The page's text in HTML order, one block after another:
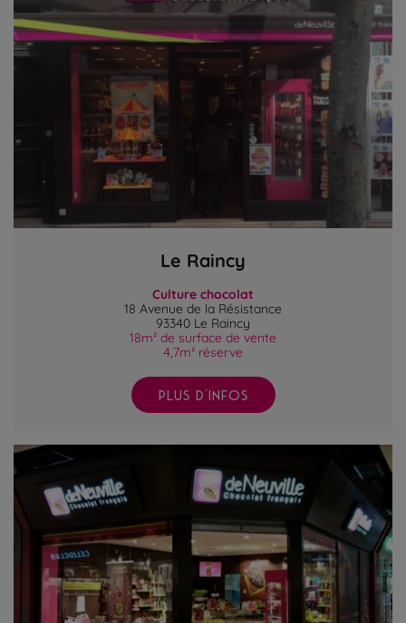
Le Raincy
Culture chocolat
18 Avenue de la Résistance
93340 Le Raincy
18m² de surface de vente
4,7m² réserve
PLUS D'INFOS